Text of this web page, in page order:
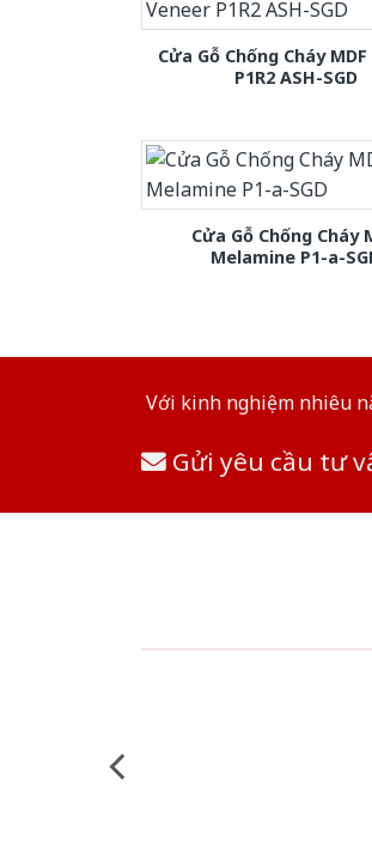
Cửa Gỗ Chống Cháy
P1R2 ASH-SGD
Cửa Gỗ Chống Cháy
Melamine P1-a-
Với kinh nghiệm nhiêu
Gửi yêu cầu tư